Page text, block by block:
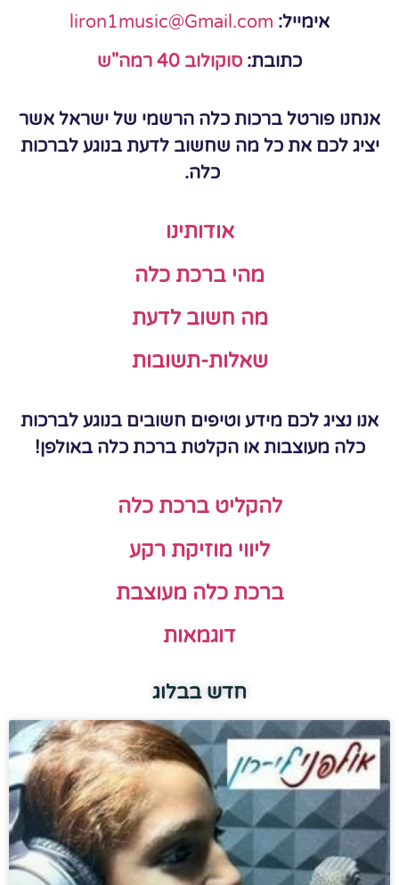
אימייל: liron1music@Gmail.com
כתובת: סוקולוב 40 רמה"ש
אנחנו פורטל ברכות כלה הרשמי של ישראל אשר
יציג לכם את כל מה שחשוב לדעת בנוגע לברכות
כלה.
אודותינו
מהי ברכת כלה
מה חשוב לדעת
שאלות-תשובות
אנו נציג לכם מידע וטיפים חשובים בנוגע לברכות
כלה מעוצבות או הקלטת ברכת כלה באולפן!
להקליט ברכת כלה
ליווי מוזיקת רקע
ברכת כלה מעוצבת
דוגמאות
חדש בבלוג